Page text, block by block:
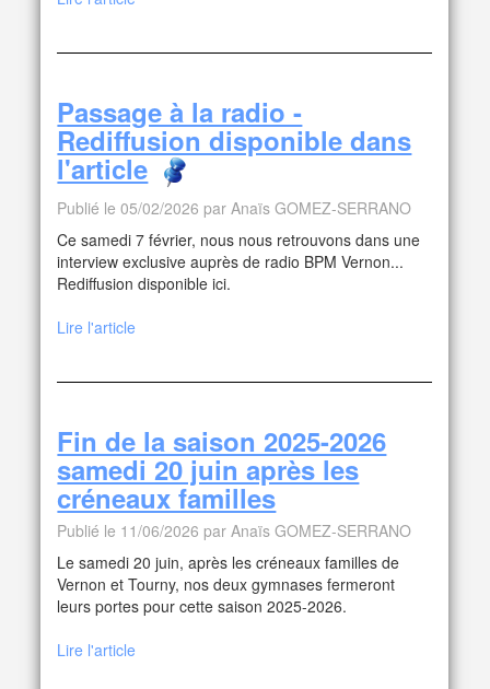
Passage à la radio -
Rediffusion disponible dans
l'article
Publié le 05/02/2026 par Anaïs GOMEZ-SERRANO
Ce samedi 7 février, nous nous retrouvons dans une
interview exclusive auprès de radio BPM Vernon...
Rediffusion disponible ici.
Lire l'article
Fin de la saison 2025-2026
samedi 20 juin après les
créneaux familles
Publié le 11/06/2026 par Anaïs GOMEZ-SERRANO
Le samedi 20 juin, après les créneaux familles de
Vernon et Tourny, nos deux gymnases fermeront
leurs portes pour cette saison 2025-2026.
Lire l'article